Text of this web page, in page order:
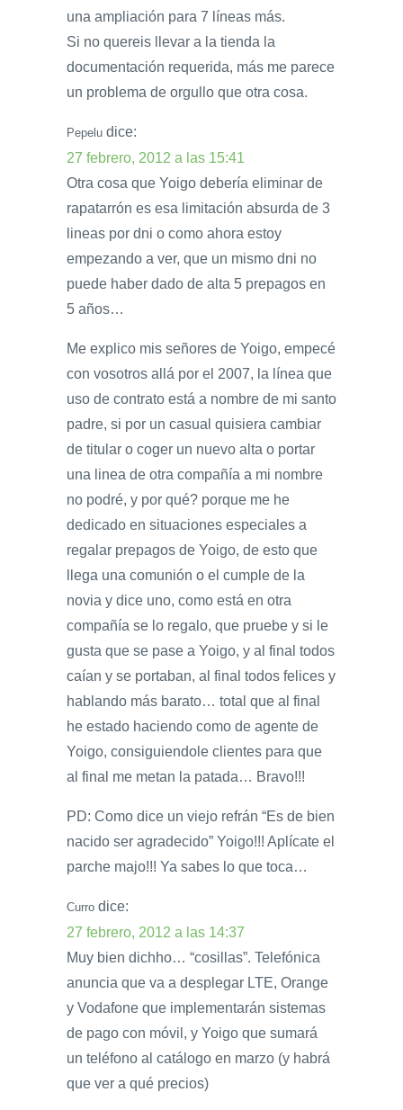
una ampliación para 7 líneas más.
Si no quereis llevar a la tienda la
documentación requerida, más me parece
un problema de orgullo que otra cosa.
Pepelu dice:
27 febrero, 2012 a las 15:41
Otra cosa que Yoigo debería eliminar de
rapatarrón es esa limitación absurda de 3
lineas por dni o como ahora estoy
empezando a ver, que un mismo dni no
puede haber dado de alta 5 prepagos en
5 años…
Me explico mis señores de Yoigo, empecé
con vosotros allá por el 2007, la línea que
uso de contrato está a nombre de mi santo
padre, si por un casual quisiera cambiar
de titular o coger un nuevo alta o portar
una linea de otra compañía a mi nombre
no podré, y por qué? porque me he
dedicado en situaciones especiales a
regalar prepagos de Yoigo, de esto que
llega una comunión o el cumple de la
novia y dice uno, como está en otra
compañía se lo regalo, que pruebe y si le
gusta que se pase a Yoigo, y al final todos
caían y se portaban, al final todos felices y
hablando más barato… total que al final
he estado haciendo como de agente de
Yoigo, consiguiendole clientes para que
al final me metan la patada… Bravo!!!
PD: Como dice un viejo refrán “Es de bien
nacido ser agradecido” Yoigo!!! Aplícate el
parche majo!!! Ya sabes lo que toca…
Curro dice:
27 febrero, 2012 a las 14:37
Muy bien dichho… “cosillas”. Telefónica
anuncia que va a desplegar LTE, Orange
y Vodafone que implementarán sistemas
de pago con móvil, y Yoigo que sumará
un teléfono al catálogo en marzo (y habrá
que ver a qué precios)